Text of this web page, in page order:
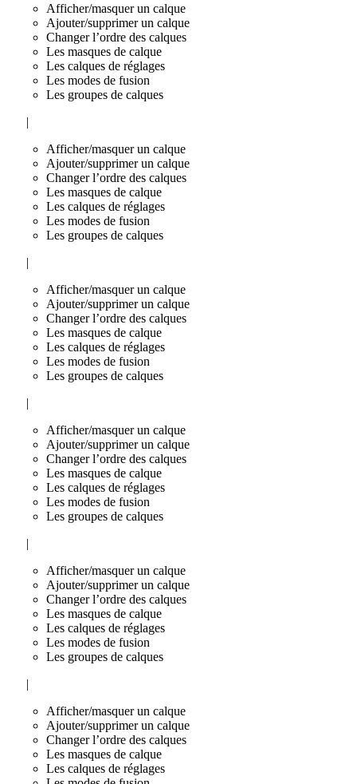
Afficher/masquer un calque
Ajouter/supprimer un calque
Changer l’ordre des calques
Les masques de calque
Les calques de réglages
Les modes de fusion
Les groupes de calques
|
Afficher/masquer un calque
Ajouter/supprimer un calque
Changer l’ordre des calques
Les masques de calque
Les calques de réglages
Les modes de fusion
Les groupes de calques
|
Afficher/masquer un calque
Ajouter/supprimer un calque
Changer l’ordre des calques
Les masques de calque
Les calques de réglages
Les modes de fusion
Les groupes de calques
|
Afficher/masquer un calque
Ajouter/supprimer un calque
Changer l’ordre des calques
Les masques de calque
Les calques de réglages
Les modes de fusion
Les groupes de calques
|
Afficher/masquer un calque
Ajouter/supprimer un calque
Changer l’ordre des calques
Les masques de calque
Les calques de réglages
Les modes de fusion
Les groupes de calques
|
Afficher/masquer un calque
Ajouter/supprimer un calque
Changer l’ordre des calques
Les masques de calque
Les calques de réglages